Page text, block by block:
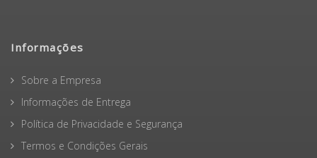
Informações
Sobre a Empresa
Informações de Entrega
Política de Privacidade e Segurança
Termos e Condições Gerais